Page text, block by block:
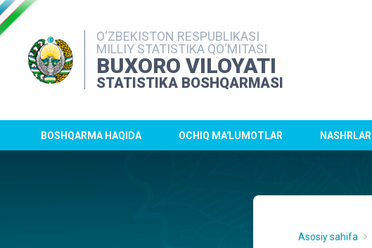
O‘ZBEKISTON RESPUBLIKASI
MILLIY STATISTIKA QO‘MITASI
BUXORO VILOYATI
STATISTIKA BOSHQARMASI
BOSHQARMA HAQIDA OCHIQ MA'LUMOTLAR NASHRLAR
Asosiy sahifa